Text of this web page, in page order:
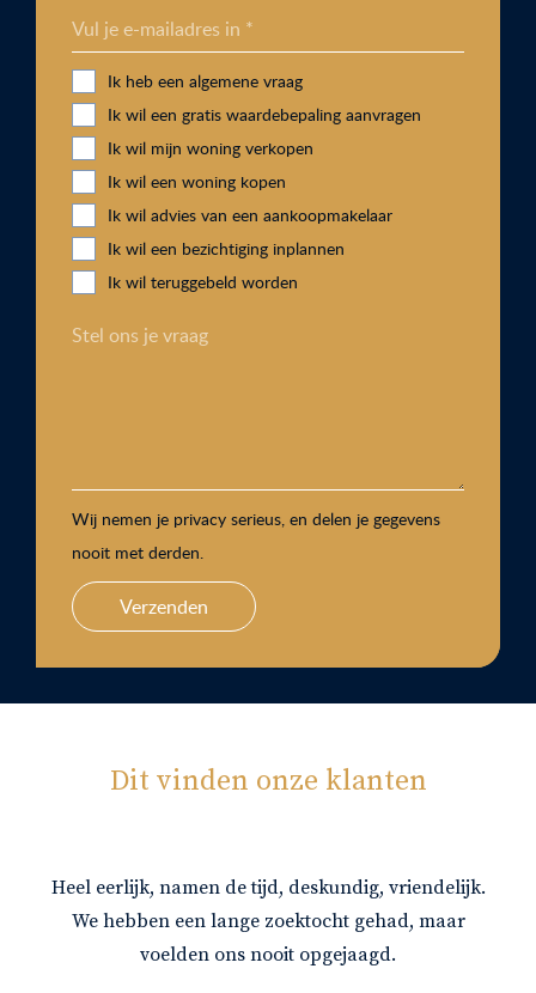
Vul je e-mailadres in *
Ik heb een algemene vraag
Ik wil een gratis waardebepaling aanvragen
Ik wil mijn woning verkopen
Ik wil een woning kopen
Ik wil advies van een aankoopmakelaar
Ik wil een bezichtiging inplannen
Ik wil teruggebeld worden
Stel ons je vraag
Wij nemen je privacy serieus, en delen je gegevens
nooit met derden.
Verzenden
Dit vinden onze klanten
Heel eerlijk, namen de tijd, deskundig, vriendelijk.
We hebben een lange zoektocht gehad, maar
voelden ons nooit opgejaagd.